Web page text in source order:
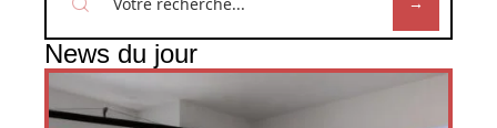
News du jour